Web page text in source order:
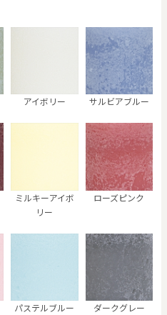
お知らせ お問い合わせ
アイボリー サルビアブルー
ミルキーアイボ
リー
ローズピンク
パステルブルー ダークグレー